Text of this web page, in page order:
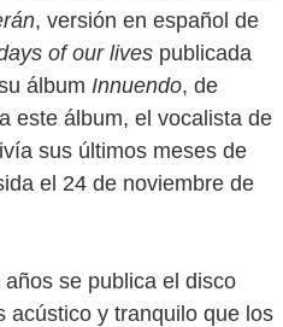
, versión en español de
of our lives publicada
álbum Innuendo, de
este álbum, el vocalista de
sus últimos meses de
el 24 de noviembre de
se publica el disco
acústico y tranquilo que los